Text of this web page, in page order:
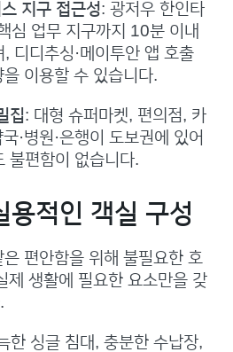
지구 접근성: 광저우 한인타
심 업무 지구까지 10분 이내
, 디디추싱·메이투안 앱 호출
이용할 수 있습니다.
집: 대형 슈퍼마켓, 편의점, 카
·병원·은행이 도보권에 있어
불편함이 없습니다.
용적인 객실 구성
편안함을 위해 불필요한 호
제 생활에 필요한 요소만을 갖
한 싱글 침대, 충분한 수납장,